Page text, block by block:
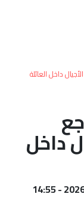
داخل العائلة
داخل